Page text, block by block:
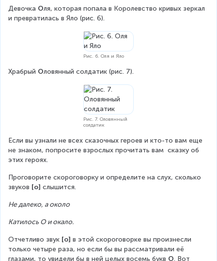
Девочка Оля, которая попала в Королевство кривых зеркал
и превратилась в Яло (рис. 6).
Рис. 6. Оля и Яло
Храбрый Оловянный солдатик (рис. 7).
Рис. 7. Оловянный
солдатик
Если вы узнали не всех сказочных героев и кто-то вам еще
не знаком, попросите взрослых прочитать вам  сказку об
этих героях.
Проговорите скороговорку и определите на слух, сколько
звуков [о] слышится.
Не далеко, а около
Катилось О и окало.
Отчетливо звук [о] в этой скороговорке вы произнесли
только четыре раза, но если бы вы рассматривали её
глазами, то увидели бы в ней целых восемь букв О. Вот